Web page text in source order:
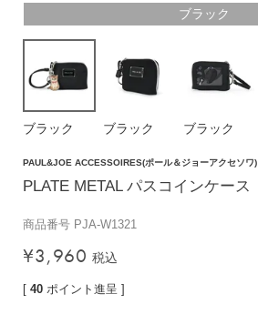
バッグ
ショルダーバッグ
トートバッグ
リュック
ブラック
ブラック ブラック ブラック
PAUL&JOE ACCESSOIRES(ポール＆ジョーアクセソワ)
PLATE METAL パスコインケース
商品番号 PJA-W1321
¥3,960 税込
[ 40 ポイント進呈 ]